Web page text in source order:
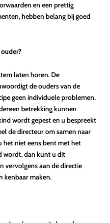
en een prettig
hebben belang bij goed
laten horen. De
de ouders van de
geen individuele problemen,
betrekking kunnen
wordt gepest en u bespreekt
de directeur om samen naar
het niet eens bent met het
wordt, dan kunt u dit
vervolgens aan de directie
kenbaar maken.